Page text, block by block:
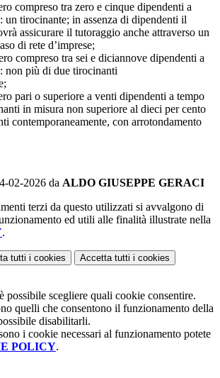
compreso tra zero e cinque dipendenti a
un tirocinante; in assenza di dipendenti il
assicurare il tutoraggio anche attraverso un
di rete d’imprese;
compreso tra sei e diciannove dipendenti a
non più di due tirocinanti
pari o superiore a venti dipendenti a tempo
in misura non superiore al dieci per cento
contemporaneamente, con arrotondamento
02-2026 da ALDO GIUSEPPE GERACI
terzi da questo utilizzati si avvalgono di
ed utili alle finalità illustrate nella
.
tutti i cookies Accetta tutti i cookies
possibile scegliere quali cookie consentire.
quelli che consentono il funzionamento della
disabilitarli.
i cookie necessari al funzionamento potete
POLICY.